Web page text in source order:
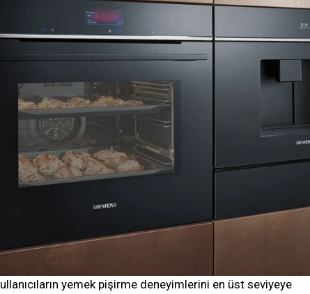
yemek pişirme deneyimlerini en üst seviyeye